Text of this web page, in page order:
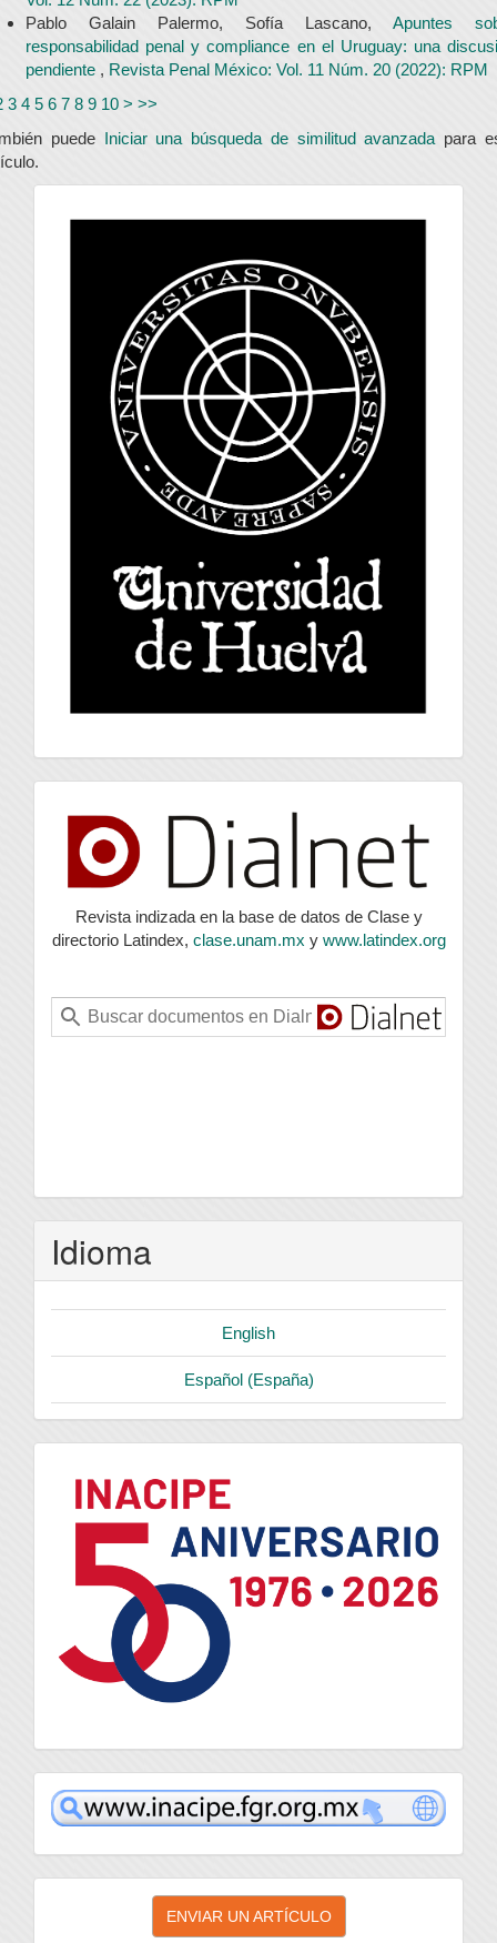
Pablo Galain Palermo, Sofía Lascano, Apuntes
responsabilidad penal y compliance en el Uruguay: una
pendiente , Revista Penal México: Vol. 11 Núm. 20 (2022): RPM
3 4 5 6 7 8 9 10 > >>
puede Iniciar una búsqueda de similitud avanzadapara
universidad
index
Revista indizada en la base de datos de Clase y
directorio Latindex, clase.unam.mx y www.latindex.org
Idioma
English
Español (España)
logo
inacipe
Enviar
ENVIAR UN ARTÍCULO